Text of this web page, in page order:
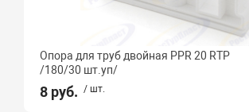
Опора для труб двойная PPR 20 RTP
/180/30 шт.уп/
8 руб. / шт.